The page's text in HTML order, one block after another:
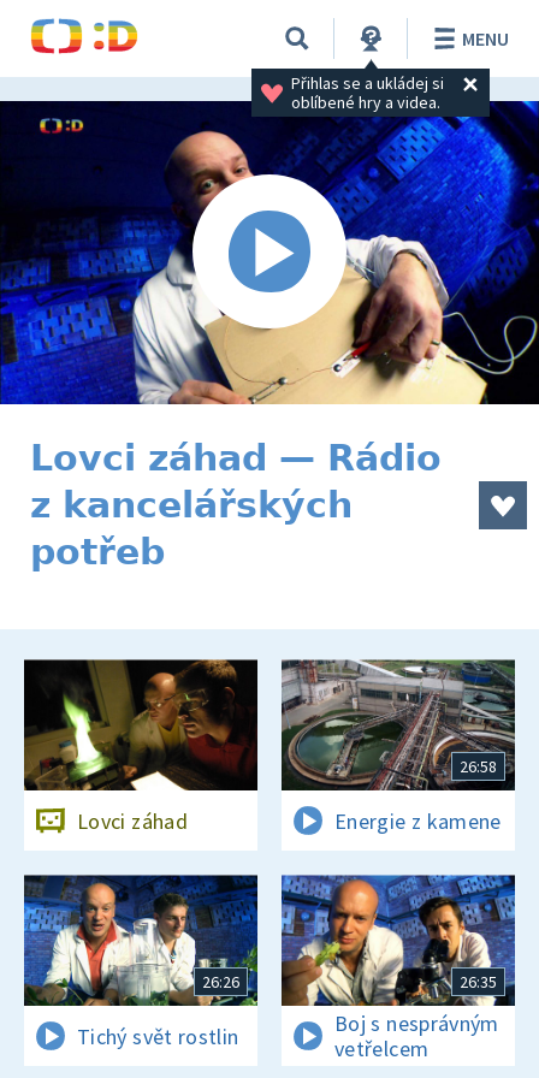
Přihlas se a ukládej si
oblíbené hry a videa.
MENU
Lovci záhad — Rádio
z kancelářských
potřeb
Lovci záhad
26:58
Energie z kamene
26:26
Tichý svět rostlin
26:35
Boj s nesprávným
vetřelcem